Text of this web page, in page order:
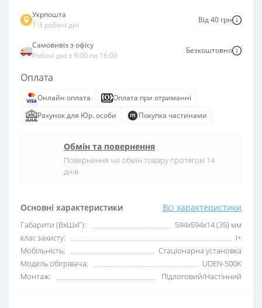
Основні характеристики Всі характеристики
Габарити (ВхШхГ):
594х594х14 (35) мм
клас захисту:
I+
Мобільність:
Стаціонарна установка
Модель обігрівача:
UDEN-500K
Монтаж:
Підлоговий/Настінний
Укрпошта
1-3 робочі дні
Від 40 грн
Самовивіз з офісу
Робочі дні з 9:00 по 16:00
Безкоштовно
Оплата
Онлайн оплата
Оплата при отриманні
Рахунок для Юр. особи
Покупка частинами
Обмін та повернення
Повернення чи обмін товару протягом 14
днів